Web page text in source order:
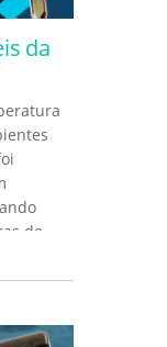
da
de